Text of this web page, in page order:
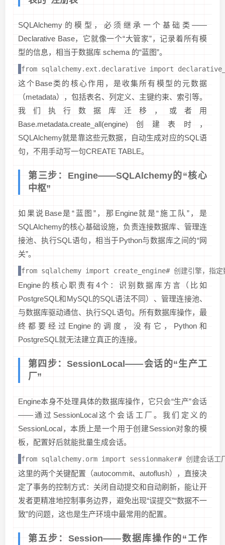
SQLAlchemy的模型，必须继承一个基础类——
Declarative Base，它就像一个“大管家”，记录着所有模
型的信息，相当于数据库 schema 的“蓝图”。
from sqlalchemy.ext.declarative import
这个Base类的核心作用，是收集所有模型的元数据
（metadata），包括表名、列定义、主键约束、索引等。
我们执行数据库迁移，或者用
Base.metadata.create_all(engine)创建表时，
SQLAlchemy就是靠这些元数据，自动生成对应的SQL语
句，不用手动写一句CREATE TABLE。
第三步：Engine——SQLAlchemy的“核心
中枢”
如果说Base是“蓝图”，那Engine就是“施工队”，是
SQLAlchemy的核心基础设施，负责连接数据库、管理连
接池、执行SQL语句，相当于Python与数据库之间的“网
关”。
from sqlalchemy import create_engine# 创建引擎，指定
Engine的核心职责有4个：识别数据库方言（比如
PostgreSQL和MySQL的SQL语法不同）、管理连接池、
与数据库驱动通信、执行SQL语句。所有数据库操作，最
终都要经过Engine的调度，没有它，Python和
PostgreSQL就无法建立真正的连接。
第四步：SessionLocal——会话的“生产工
厂”
Engine本身不处理具体的数据库操作，它只会“生产”会话
——通过SessionLocal这个会话工厂。我们定义的
SessionLocal，本质上是一个用于创建Session对象的模
板，配置好后就能批量生成会话。
from sqlalchemy.orm import sessionmaker# 创建会话
这里的两个关键配置（autocommit、autoflush），直接决
定了事务的控制方式：关闭自动提交和自动刷新，能让开
发者更精准地控制事务边界，避免出现“误提交”“数据不一
致”的问题，这也是生产环境中最常用的配置。
第五步：Session——数据库操作的“工作